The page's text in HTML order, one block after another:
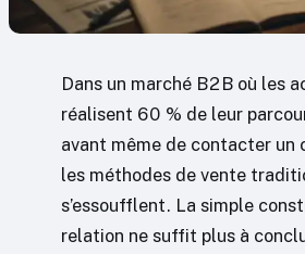
Dans un marché B2B où les
réalisent 60 % de leur
avant même de contacter un
les méthodes de vente
s’essoufflent. La simple
relation ne suffit plus à